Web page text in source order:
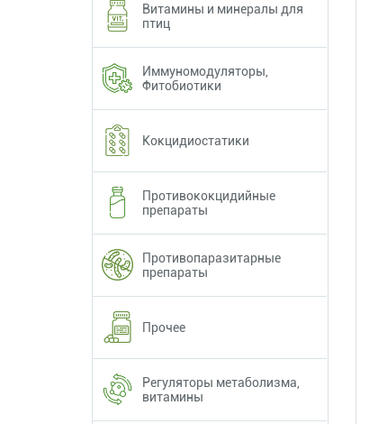
Витамины и минералы для
птиц
Иммуномодуляторы,
Фитобиотики
Кокцидиостатики
Противококцидийные
препараты
Противопаразитарные
препараты
Прочее
Регуляторы метаболизма,
витамины